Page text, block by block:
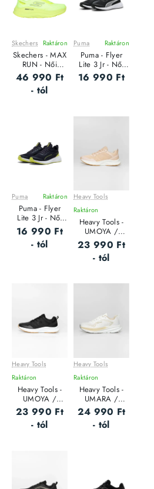
Leárazás
Skechers Raktáron
Skechers - MAX
RUN - Női
futócipő
46 990 Ft
- tól
Puma Raktáron
Puma - Flyer
Lite 3 Jr - Női
futócipő
16 990 Ft
Leárazás
Puma Raktáron
Puma - Flyer
Lite 3 Jr - Női
futócipő
16 990 Ft
- tól
Leárazás
Heavy Tools
Raktáron
Heavy Tools -
UMOYA /
NUDE - Női
edzőcipő
23 990 Ft
- tól
Leárazás
Heavy Tools
Raktáron
Heavy Tools -
UMOYA /
BLACK - Női
edzőcipő
23 990 Ft
- tól
Leárazás
Heavy Tools
Raktáron
Heavy Tools -
UMARA /
WHITE - Női
edzőcipő
24 990 Ft
- tól